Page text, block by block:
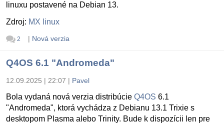
linuxu postavené na Debian 13.
Zdroj: MX linux
2 | Nová verzia
Q4OS 6.1 "Andromeda"
12.09.2025 | 22:07 | Pavel
Bola vydaná nová verzia distribúcie Q4OS 6.1
"Andromeda", ktorá vychádza z Debianu 13.1 Trixie s
desktopom Plasma alebo Trinity. Bude k dispozícii len pre